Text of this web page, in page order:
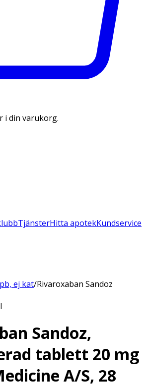
i din varukorg.
TjänsterHitta apotekKundservice
ej kat/Rivaroxaban Sandoz
Sandoz,
tablett 20 mg
A/S, 28